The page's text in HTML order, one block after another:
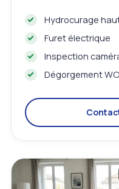
Hydrocurage
Furet électrique
Inspection
Dégorgement WC